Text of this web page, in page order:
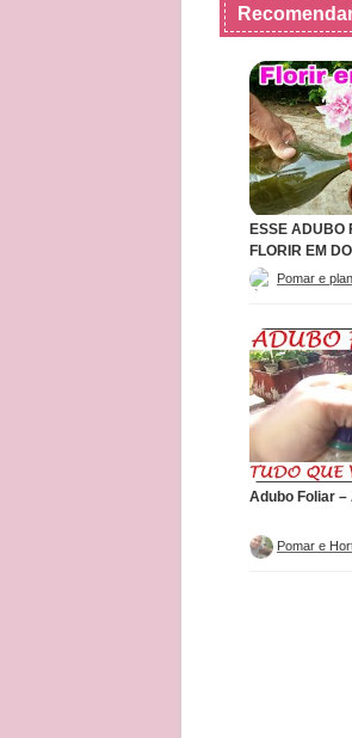
ESSE ADUBO
FLORIR EM
Adubo Foliar –